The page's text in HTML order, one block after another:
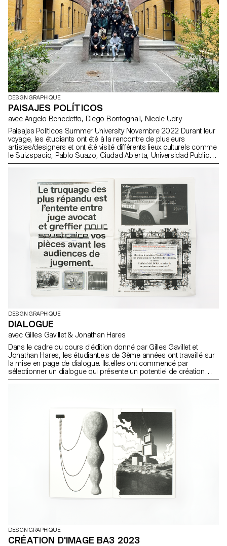
DESIGN GRAPHIQUE
PAISAJES POLÍTICOS
avec Angelo Benedetto, Diego Bontognali, Nicole Udry
Paisajes Políticos Summer University Novembre 2022 Durant leur
voyage, les étudiants ont été à la rencontre de plusieurs
artistes/designers et ont été visité différents lieux culturels comme
le Suizspacio, Pablo Suazo, Ciudad Abierta, Universidad Publica,
Gam, Naranja Publicaciones, Tipo Movil.
DESIGN GRAPHIQUE
DIALOGUE
avec Gilles Gavillet & Jonathan Hares
Dans le cadre du cours d'édition donné par Gilles Gavillet et
Jonathan Hares, les étudiant.e.s de 3ème années ont travaillé sur
la mise en page de dialogue. Ils.elles ont commencé par
sélectionner un dialogue qui présente un potentiel de création
visuelle. Après avoir identifié les enjeux graphiques de leur sujet,
DESIGN GRAPHIQUE
CRÉATION D'IMAGE BA3 2023